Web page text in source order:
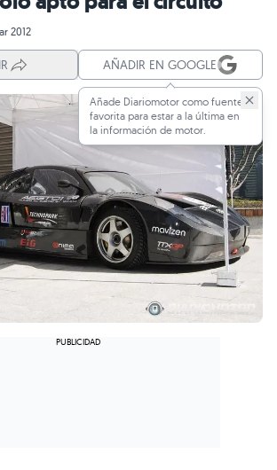
2012
AÑADIR EN GOOGLE
Añade Diariomotor como fuente
favorita para estar a la última en
la información de motor.